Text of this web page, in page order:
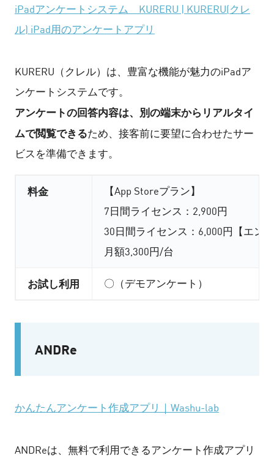
iPadアンケートシステム KURERU | KURERU(クレ
ル) iPad用のアンケートアプリ
KURERU（クレル）は、豊富な機能が魅力のiPadア
ンケートシステムです。
アンケートの回答内容は、別の端末からリアルタイ
ムで閲覧できるため、接客前に要望に合わせたサー
ビスを準備できます。
料金
【App Storeプラン】
7日間ライセンス：2,900円
30日間ライセンス：6,000円【エン
月額3,300円/台
お試し利用 〇（デモアンケート）
ANDRe
かんたんアンケート作成アプリ｜Washu-lab
ANDReは、無料で利用できるアンケート作成アプリ